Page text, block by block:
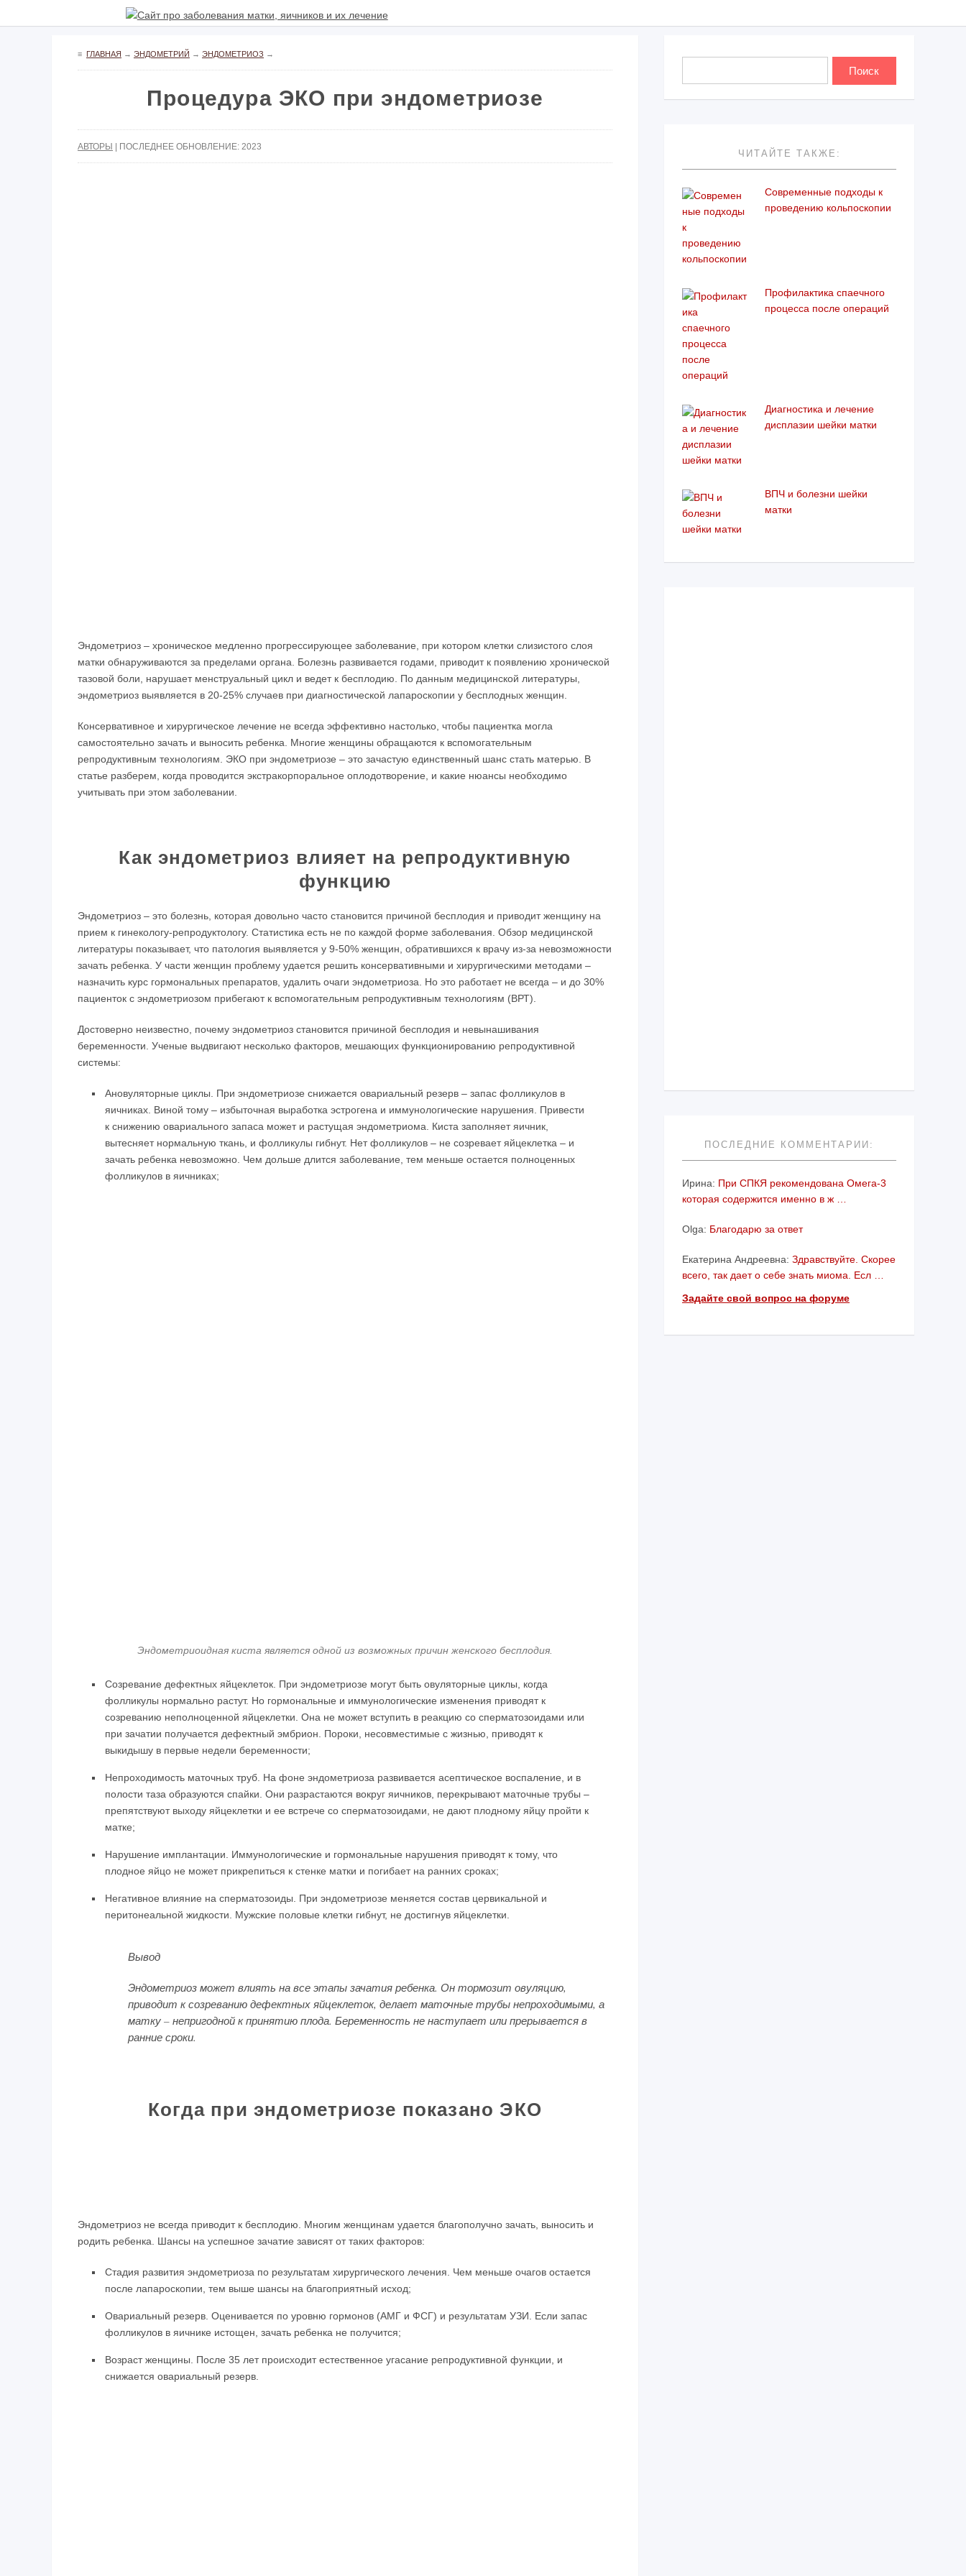
≡ ГЛАВНАЯ → ЭНДОМЕТРИЙ → ЭНДОМЕТРИОЗ →
Процедура ЭКО при эндометриозе
АВТОРЫ | ПОСЛЕДНЕЕ ОБНОВЛЕНИЕ: 2023
Эндометриоз – хроническое медленно прогрессирующее заболевание, при котором клетки слизистого слоя
матки обнаруживаются за пределами органа. Болезнь развивается годами, приводит к появлению хронической
тазовой боли, нарушает менструальный цикл и ведет к бесплодию. По данным медицинской литературы,
эндометриоз выявляется в 20-25% случаев при диагностической лапароскопии у бесплодных женщин.
Консервативное и хирургическое лечение не всегда эффективно настолько, чтобы пациентка могла
самостоятельно зачать и выносить ребенка. Многие женщины обращаются к вспомогательным
репродуктивным технологиям. ЭКО при эндометриозе – это зачастую единственный шанс стать матерью. В
статье разберем, когда проводится экстракорпоральное оплодотворение, и какие нюансы необходимо
учитывать при этом заболевании.
Как эндометриоз влияет на репродуктивную
функцию
Эндометриоз – это болезнь, которая довольно часто становится причиной бесплодия и приводит женщину на
прием к гинекологу-репродуктологу. Статистика есть не по каждой форме заболевания. Обзор медицинской
литературы показывает, что патология выявляется у 9-50% женщин, обратившихся к врачу из-за невозможности
зачать ребенка. У части женщин проблему удается решить консервативными и хирургическими методами –
назначить курс гормональных препаратов, удалить очаги эндометриоза. Но это работает не всегда – и до 30%
пациенток с эндометриозом прибегают к вспомогательным репродуктивным технологиям (ВРТ).
Достоверно неизвестно, почему эндометриоз становится причиной бесплодия и невынашивания
беременности. Ученые выдвигают несколько факторов, мешающих функционированию репродуктивной
системы:
Ановуляторные циклы. При эндометриозе снижается овариальный резерв – запас фолликулов в
яичниках. Виной тому – избыточная выработка эстрогена и иммунологические нарушения. Привести
к снижению овариального запаса может и растущая эндометриома. Киста заполняет яичник,
вытесняет нормальную ткань, и фолликулы гибнут. Нет фолликулов – не созревает яйцеклетка – и
зачать ребенка невозможно. Чем дольше длится заболевание, тем меньше остается полноценных
фолликулов в яичниках;
Эндометриоидная киста является одной из возможных причин женского бесплодия.
Созревание дефектных яйцеклеток. При эндометриозе могут быть овуляторные циклы, когда
фолликулы нормально растут. Но гормональные и иммунологические изменения приводят к
созреванию неполноценной яйцеклетки. Она не может вступить в реакцию со сперматозоидами или
при зачатии получается дефектный эмбрион. Пороки, несовместимые с жизнью, приводят к
выкидышу в первые недели беременности;
Непроходимость маточных труб. На фоне эндометриоза развивается асептическое воспаление, и в
полости таза образуются спайки. Они разрастаются вокруг яичников, перекрывают маточные трубы –
препятствуют выходу яйцеклетки и ее встрече со сперматозоидами, не дают плодному яйцу пройти к
матке;
Нарушение имплантации. Иммунологические и гормональные нарушения приводят к тому, что
плодное яйцо не может прикрепиться к стенке матки и погибает на ранних сроках;
Негативное влияние на сперматозоиды. При эндометриозе меняется состав цервикальной и
перитонеальной жидкости. Мужские половые клетки гибнут, не достигнув яйцеклетки.
Вывод
Эндометриоз может влиять на все этапы зачатия ребенка. Он тормозит овуляцию,
приводит к созреванию дефектных яйцеклеток, делает маточные трубы непроходимыми, а
матку – непригодной к принятию плода. Беременность не наступает или прерывается в
ранние сроки.
Когда при эндометриозе показано ЭКО
Эндометриоз не всегда приводит к бесплодию. Многим женщинам удается благополучно зачать, выносить и
родить ребенка. Шансы на успешное зачатие зависят от таких факторов:
Стадия развития эндометриоза по результатам хирургического лечения. Чем меньше очагов остается
после лапароскопии, тем выше шансы на благоприятный исход;
Овариальный резерв. Оценивается по уровню гормонов (АМГ и ФСГ) и результатам УЗИ. Если запас
фолликулов в яичнике истощен, зачать ребенка не получится;
Возраст женщины. После 35 лет происходит естественное угасание репродуктивной функции, и
снижается овариальный резерв.
ЧИТАЙТЕ ТАКЖЕ:
Современные подходы к
проведению кольпоскопии
Профилактика спаечного
процесса после операций
Диагностика и лечение
дисплазии шейки матки
ВПЧ и болезни шейки
матки
ПОСЛЕДНИЕ КОММЕНТАРИИ:
Ирина: При СПКЯ рекомендована Омега-3
которая содержится именно в ж …
Olga: Благодарю за ответ
Екатерина Андреевна: Здравствуйте. Скорее
всего, так дает о себе знать миома. Есл …
Задайте свой вопрос на форуме